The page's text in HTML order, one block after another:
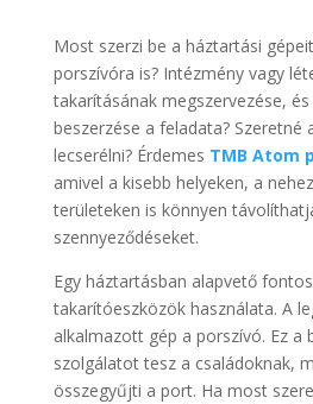
Most szerzi be a háztartási
porszívóra is? Intézmény vagy
takarításának megszervezése,
beszerzése a feladata? Szeretné
lecserélni? Érdemes TMB Atom
amivel a kisebb helyeken, a
területeken is könnyen
szennyeződéseket.
Egy háztartásban alapvető
takarítóeszközök használata. A
alkalmazott gép a porszívó. Ez a
szolgálatot tesz a családoknak,
összegyűjti a port. Ha most